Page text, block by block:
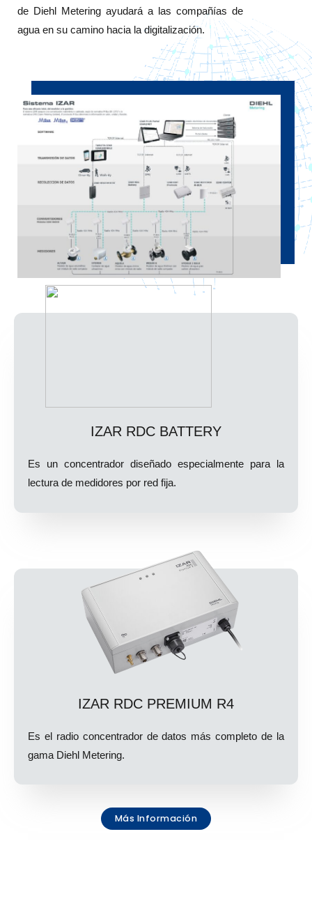
de Diehl Metering ayudará a las compañías de
agua en su camino hacia la digitalización.
IZAR RDC BATTERY
Es un concentrador diseñado especialmente para la
lectura de medidores por red fija.
IZAR RDC PREMIUM R4
Es el radio concentrador de datos más completo de la
gama Diehl Metering.
Más Información